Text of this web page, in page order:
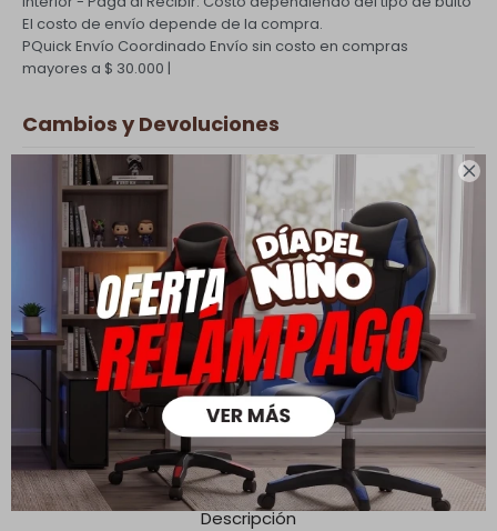

El costo de envío depende de la compra.
PQuick Envío Coordinado Envío sin costo en compras
mayores a $ 30.000 |
Cambios y Devoluciones
Todas las compras realizadas tienen un plazo de 5 días para
su cambio.
Ver mas
Medios de pago
Descripción